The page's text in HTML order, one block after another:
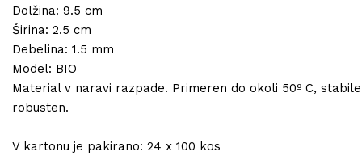
Dolžina: 9.5 cm
Širina: 2.5 cm
Debelina: 1.5 mm
Model: BIO
Material v naravi razpade. Primeren do okoli 50º C,
robusten.
V kartonu je pakirano: 24 x 100 kos